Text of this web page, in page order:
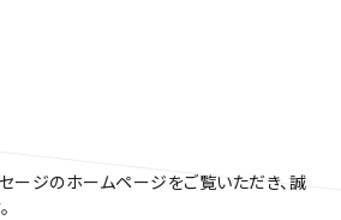
ージのホームページをご覧いただき、誠